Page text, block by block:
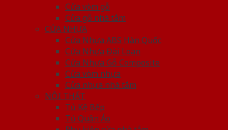
Cửa vòm gỗ
Cửa gỗ nhà tắm
CỬA NHỰA
Cửa Nhựa ABS Hàn Quốc
Cửa Nhựa Đài Loan
Cửa Nhựa Gỗ Composite
Cửa vòm nhựa
Cửa nhựa nhà tắm
NỘI THẤT
Tủ Kệ Bếp
Tủ Quần Áo